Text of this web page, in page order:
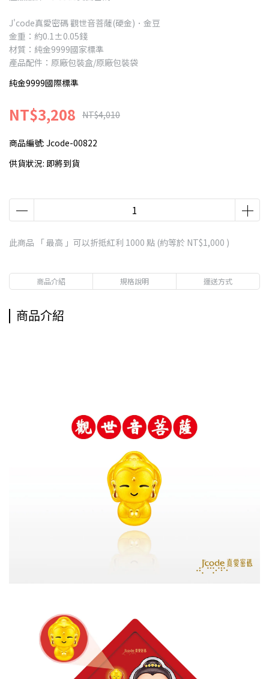
J'code真愛密碼 觀世音菩薩(硬金)．金豆
金重：約0.1±0.05錢
材質：純金9999國家標準
產品配件：原廠包裝盒/原廠包裝袋
純金9999國際標準
NT$3,208 NT$4,010
商品編號: Jcode-00822
供貨狀況: 即將到貨
此商品 「 最高 」可以折抵紅利 1000 點 (約等於 NT$1,000 )
商品介紹 規格說明 運送方式
商品介紹